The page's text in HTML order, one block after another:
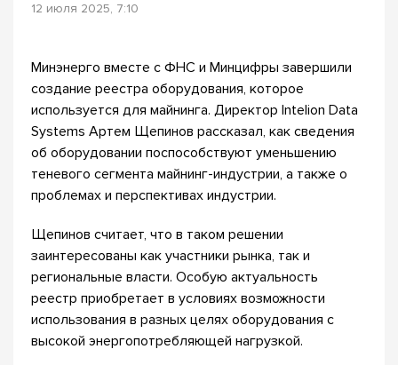
12 июля 2025, 7:10
Минэнерго вместе с ФНС и Минцифры завершили
создание реестра оборудования, которое
используется для майнинга. Директор Intelion Data
Systems Артем Щепинов рассказал, как сведения
об оборудовании поспособствуют уменьшению
теневого сегмента майнинг-индустрии, а также о
проблемах и перспективах индустрии.
Щепинов считает, что в таком решении
заинтересованы как участники рынка, так и
региональные власти. Особую актуальность
реестр приобретает в условиях возможности
использования в разных целях оборудования с
высокой энергопотребляющей нагрузкой.